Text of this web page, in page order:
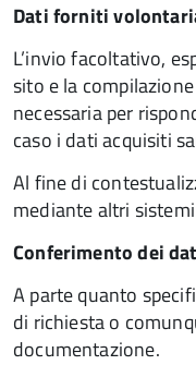
Dati forniti
L’invio facoltativo,
sito e la
necessaria per
caso i dati acquisiti
Al fine di
mediante altri
Conferimento dei
A parte quanto
di richiesta o
documentazione.